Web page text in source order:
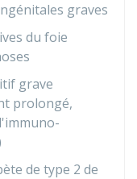
graves
du foie
grave
prolongé,
de type 2 de